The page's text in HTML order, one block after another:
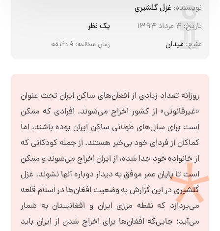
نویسنده: غزل گلشیری
تاریخ: ۴ مرداد ۱۳۹۴
یک نظر
منبع: میدان زمان مطالعه: 4دقیقه
روزانه تعداد زیادی از افغان‌های ساکن ایران تحت عنوان
«غیرقانونی» از کشور اخراج می‌شوند. افرادی که ممکن
است برای سال‌های طولانی ساکن ایران بوده باشند، اما
کماکان از فردای خود بی‌خبر هستند. از جمله کودکانی که
از خانواده خود جدا شده، از ایران اخراج می‌شوند و ممکن
است تا پایان عمر موفق به دیدار دوباره آنها نشوند. غزل
گلشیری در این گزارش به وضعیت افغان‌ها در اسلام قلعه
می‌پردازد که نقطه مرزی ایران و افغانستان به شمار
می‌آید؛ جایی‌که افغان‌ها برای اخراج شدن از ایران باید